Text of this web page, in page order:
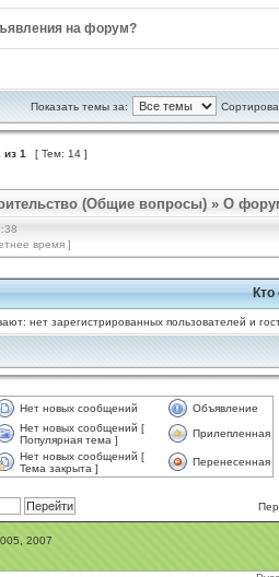
на форум?
Показать темы за:
из 1 [ Тем: 14 ]
(Общие вопросы) » О
время ]
Кто
нет зарегистрированных пользователей и
Нет новых сообщений
Объявление
Нет новых сообщений [
Популярная тема ]
Прилепленная
Нет новых сообщений [
Тема закрыта ]
Перенесенная
2007